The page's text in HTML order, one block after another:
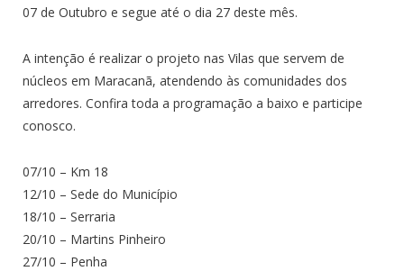
07 de Outubro e segue até o dia 27 deste mês.
A intenção é realizar o projeto nas Vilas que servem de
núcleos em Maracanã, atendendo às comunidades dos
arredores. Confira toda a programação a baixo e participe
conosco.
07/10 – Km 18
12/10 – Sede do Município
18/10 – Serraria
20/10 – Martins Pinheiro
27/10 – Penha